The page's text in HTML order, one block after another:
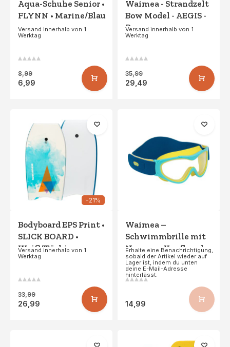
Aqua-Schuhe Senior •
FLYNN • Marine/Blau
Versand innerhalb von 1
Werktag
8,99
6,99
Waimea - Strandzelt
Bow Model - AEGIS -
Rosa
Versand innerhalb von 1
Werktag
35,99
29,49
-21%
Bodyboard EPS Print •
SLICK BOARD •
Weiß/Türkis
Versand innerhalb von 1
Werktag
33,99
26,99
Waimea –
Schwimmbrille mit
Neopren-Kopfband –
Kekoa – Aqua/Marine
Erhalte eine Benachrichtigung,
sobald der Artikel wieder auf
Lager ist, indem du unten
deine E-Mail-Adresse
hinterlässt.
14,99